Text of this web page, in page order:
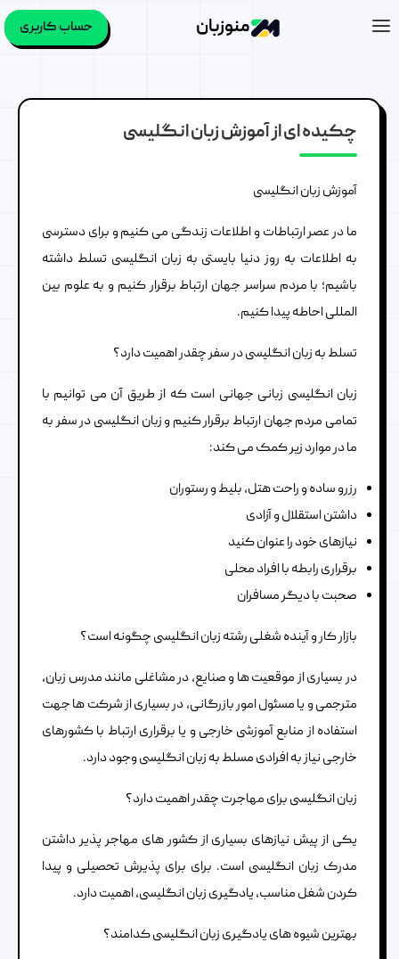
منوزبان حساب کاربری
چکیده ای از آموزش زبان انگلیسی
آموزش زبان انگلیسی
ما در عصر ارتباطات و اطلاعات زندگی می کنیم و برای دسترسی
به اطلاعات به روز دنیا بایستی به زبان انگلیسی تسلط داشته
باشیم؛ با مردم سراسر جهان ارتباط برقرار کنیم و به علوم بین
المللی احاطه پیدا کنیم.
تسلط به زبان انگلیسی در سفر چقدر اهمیت دارد؟
زبان انگلیسی زبانی جهانی است که از طریق آن می توانیم با
تمامی مردم جهان ارتباط برقرار کنیم و زبان انگلیسی در سفر به
ما در موارد زیر کمک می کند:
رزرو ساده و راحت هتل، بلیط و رستوران
داشتن استقلال و آزادی
نیازهای خود را عنوان کنید
برقراری رابطه با افراد محلی
صحبت با دیگر مسافران
بازار کار و آینده شغلی رشته زبان انگلیسی چگونه است؟
در بسیاری از موقعیت ها و صنایع، در مشاغلی مانند مدرس زبان،
مترجمی و یا مسئول امور بازرگانی، در بسیاری از شرکت ها جهت
استفاده از منابع آموزشی خارجی و یا برقراری ارتباط با کشورهای
خارجی نیاز به افرادی مسلط به زبان انگلیسی وجود دارد.
زبان انگلیسی برای مهاجرت چقدر اهمیت دارد؟
یکی از پیش نیازهای بسیاری از کشور های مهاجر پذیر داشتن
مدرک زبان انگلیسی است. برای برای پذیرش تحصیلی و پیدا
کردن شغل مناسب، یادگیری زبان انگلیسی، اهمیت دارد.
بهترین شیوه های یادگیری زبان انگلیسی کدامند؟